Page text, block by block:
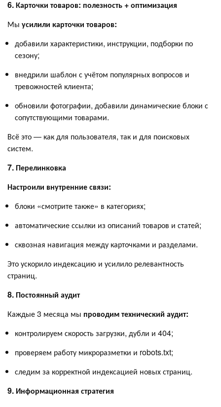
6. Карточки товаров: полезность + оптимизация
Мы усилили карточки товаров:
добавили характеристики, инструкции, подборки по
сезону;
внедрили шаблон с учётом популярных вопросов и
тревожностей клиента;
обновили фотографии, добавили динамические блоки с
сопутствующими товарами.
Всё это — как для пользователя, так и для поисковых
систем.
7. Перелинковка
Настроили внутренние связи:
блоки «смотрите также» в категориях;
автоматические ссылки из описаний товаров и статей;
сквозная навигация между карточками и разделами.
Это ускорило индексацию и усилило релевантность
страниц.
8. Постоянный аудит
Каждые 3 месяца мы проводим технический аудит:
контролируем скорость загрузки, дубли и 404;
проверяем работу микроразметки и robots.txt;
следим за корректной индексацией новых страниц.
9. Информационная стратегия